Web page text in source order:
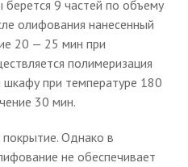
9 частей по объему
олифования нанесенный
20 — 25 мин при
полимеризация
при температуре 180
30 мин.
Однако в
не обеспечивает